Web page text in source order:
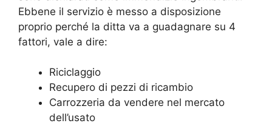
Ebbene il servizio è messo a disposizione
proprio perché la ditta va a guadagnare su 4
fattori, vale a dire:
Riciclaggio
Recupero di pezzi di ricambio
Carrozzeria da vendere nel mercato
dell’usato